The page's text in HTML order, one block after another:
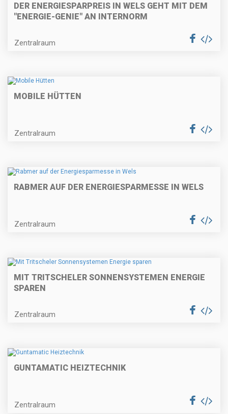
DER ENERGIESPARPREIS IN WELS GEHT MIT DEM
"ENERGIE-GENIE" AN INTERNORM
Zentralraum
MOBILE HÜTTEN
Zentralraum
RABMER AUF DER ENERGIESPARMESSE IN WELS
Zentralraum
MIT TRITSCHELER SONNENSYSTEMEN ENERGIE
SPAREN
Zentralraum
GUNTAMATIC HEIZTECHNIK
Zentralraum